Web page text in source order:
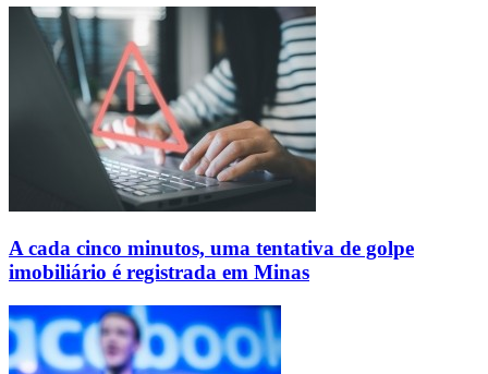
A cada cinco minutos, uma tentativa de golpe
imobiliário é registrada em Minas